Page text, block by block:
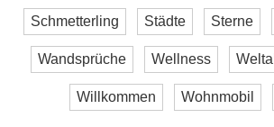
Schmetterling Städte Sterne
Wandsprüche Wellness Weltall
Willkommen Wohnmobil